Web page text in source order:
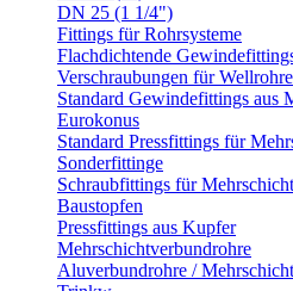
DN 25 (1 1/4")
Fittings für Rohrsysteme
Flachdichtende
Verschraubungen für Wellrohre
Standard Gewindefittings aus
Eurokonus
Standard Pressfittings für
Sonderfittinge
Schraubfittings für
Baustopfen
Pressfittings aus Kupfer
Mehrschichtverbundrohre
Aluverbundrohre /